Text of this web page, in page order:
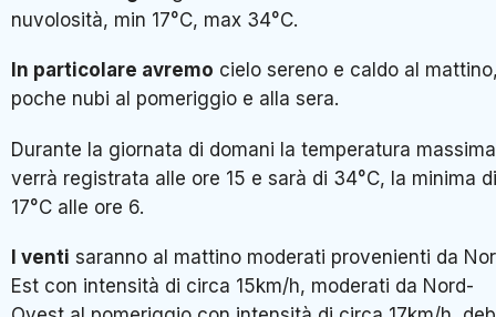
nuvolosità, min 17°C, max 34°C.
In particolare avremo cielo sereno e caldo al
poche nubi al pomeriggio e alla sera.
Durante la giornata di domani la temperatura massima
verrà registrata alle ore 15 e sarà di 34°C, la minima di
17°C alle ore 6.
I venti saranno al mattino moderati provenienti da
Est con intensità di circa 15km/h, moderati da Nord-